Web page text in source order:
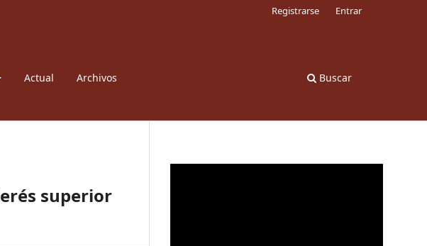
Actual Archivos Buscar
Registrarse Entrar
superior